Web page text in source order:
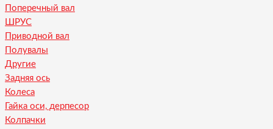
Поперечный вал
ШРУС
Приводной вал
Полувалы
Другие
Задняя ось
Колеса
Гайка оси, дерпесор
Колпачки